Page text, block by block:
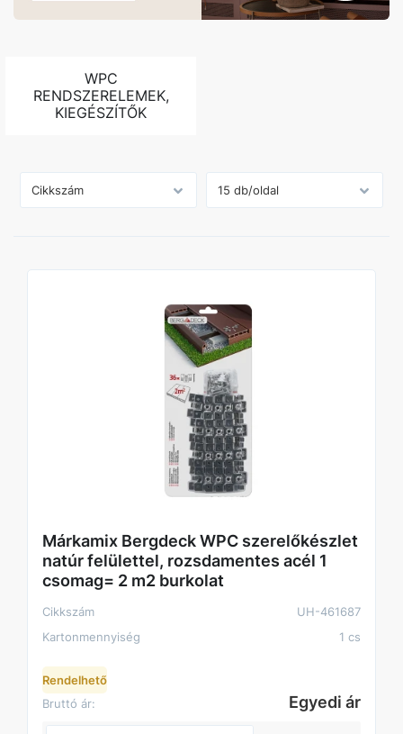
WPC
RENDSZERELEMEK,
KIEGÉSZÍTŐK
Márkamix Bergdeck WPC szerelőkészlet
natúr felülettel, rozsdamentes acél 1
csomag= 2 m2 burkolat
Cikkszám
UH-461687
Kartonmennyiség
1 cs
Rendelhető
Bruttó ár:
Egyedi ár